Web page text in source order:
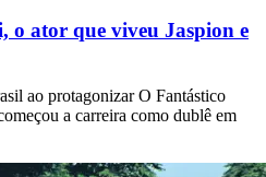
ator que viveu Jaspion e
ao protagonizar O Fantástico
a carreira como dublê em